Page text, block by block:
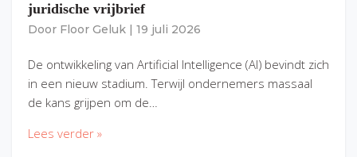
juridische vrijbrief
Door Floor Geluk 19 juli 2026
De ontwikkeling van Artificial Intelligence (AI) bevindt zich
in een nieuw stadium. Terwijl ondernemers massaal
de kans grijpen om de…
Lees verder »